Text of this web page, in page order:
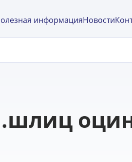
информацияНовости